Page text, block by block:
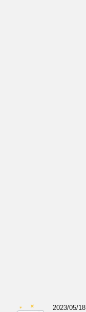
2023/05/18